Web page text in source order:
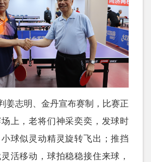
姜志明、金丹宣布赛制，比赛正
上，老将们神采奕奕，发球时
球似灵动精灵旋转飞出；推挡
活移动，球拍稳稳接住来球，